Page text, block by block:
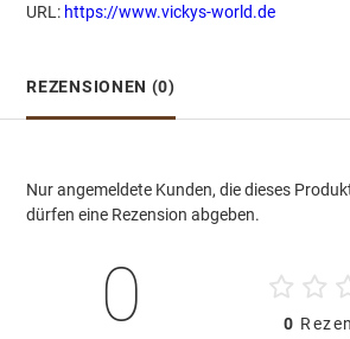
URL: https://www.vickys-world.de
REZENSIONEN (0)
0 0
Nur angemeldete Kunden, die dieses
dürfen eine Rezension abgeben.